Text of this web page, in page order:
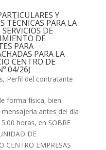
Y
TÉCNICAS PARA LA
DE
DE
PARA
PARA LA
CENTRO DE
04/26)
, Perfil del contratante
forma física, bien
antes del día
horas, en SOBRE
DE
CENTRO EMPRESAS